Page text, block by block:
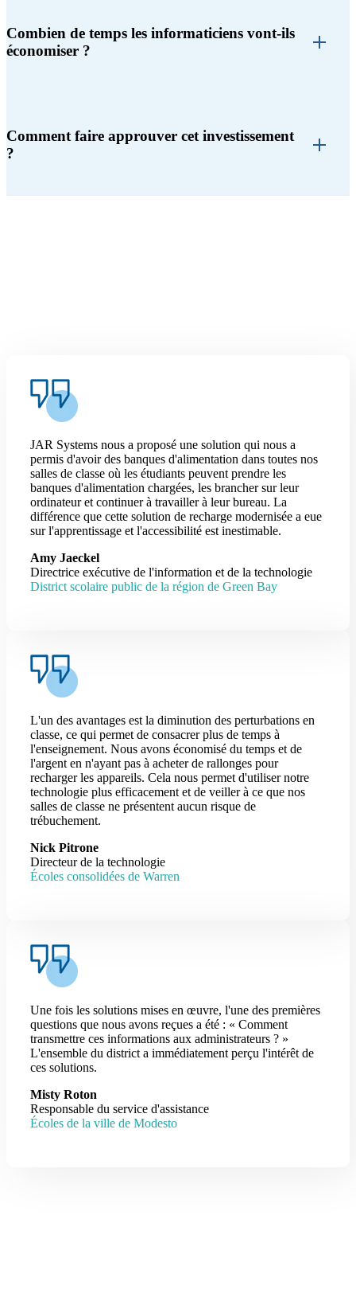
Combien de temps les informaticiens vont-ils
économiser ?
Comment faire approuver cet investissement
?
JAR Systems nous a proposé une solution qui nous a
permis d'avoir des banques d'alimentation dans toutes nos
salles de classe où les étudiants peuvent prendre les
banques d'alimentation chargées, les brancher sur leur
ordinateur et continuer à travailler à leur bureau. La
différence que cette solution de recharge modernisée a eue
sur l'apprentissage et l'accessibilité est inestimable.
Amy Jaeckel
Directrice exécutive de l'information et de la technologie
District scolaire public de la région de Green Bay
L'un des avantages est la diminution des perturbations en
classe, ce qui permet de consacrer plus de temps à
l'enseignement. Nous avons économisé du temps et de
l'argent en n'ayant pas à acheter de rallonges pour
recharger les appareils. Cela nous permet d'utiliser notre
technologie plus efficacement et de veiller à ce que nos
salles de classe ne présentent aucun risque de
trébuchement.
Nick Pitrone
Directeur de la technologie
Écoles consolidées de Warren
Une fois les solutions mises en œuvre, l'une des premières
questions que nous avons reçues a été : « Comment
transmettre ces informations aux administrateurs ? »
L'ensemble du district a immédiatement perçu l'intérêt de
ces solutions.
Misty Roton
Responsable du service d'assistance
Écoles de la ville de Modesto